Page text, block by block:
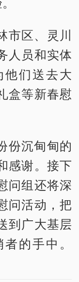
市区、灵川
人员和实体
们送去大
盒等新春慰
份沉甸甸的
谢。 接下
问组还将深
问活动，把
到广大基层
的手中。